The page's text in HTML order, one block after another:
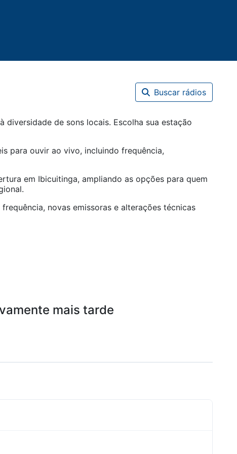
Buscar rádios
de sons locais. Escolha sua estação
para ouvir ao vivo, incluindo frequência,
em Ibicuitinga, ampliando as opções para quem
novas emissoras e alterações técnicas
mais tarde